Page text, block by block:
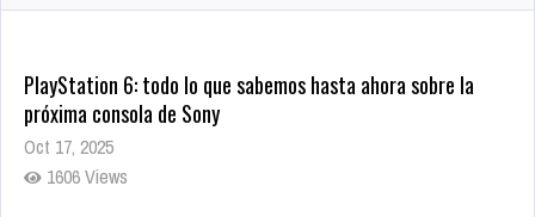
10005 Views
PlayStation 6: todo lo que sabemos hasta ahora sobre la
próxima consola de Sony
Oct 17, 2025
1606 Views